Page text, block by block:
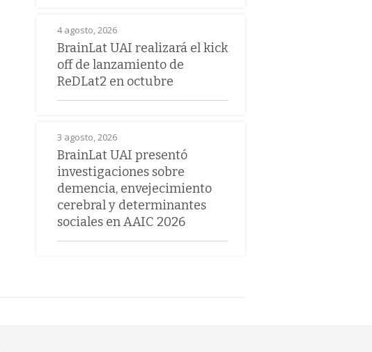
4 agosto, 2026
BrainLat UAI realizará el kick
off de lanzamiento de
ReDLat2 en octubre
3 agosto, 2026
BrainLat UAI presentó
investigaciones sobre
demencia, envejecimiento
cerebral y determinantes
sociales en AAIC 2026